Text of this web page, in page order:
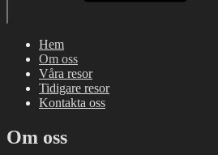
Hem
Om oss
Våra resor
Tidigare resor
Kontakta oss
Om oss